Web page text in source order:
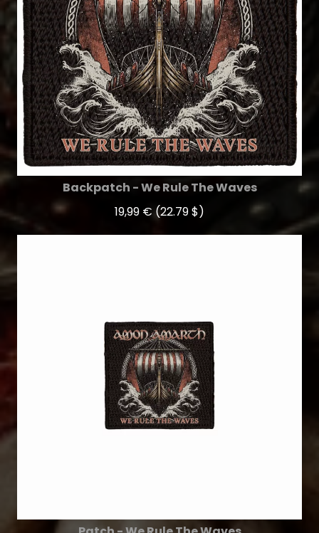
Backpatch - We Rule The Waves
19,99 €(22.79 $)